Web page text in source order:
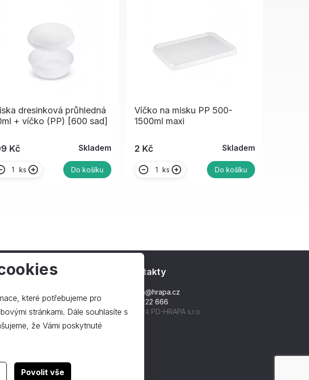
dresinková průhledná
+ víčko (PP) [600 sad]
Kč Skladem
ks Do košíku
Víčko na misku PP 500-
1500ml maxi
2 Kč Skladem
ks Do košíku
Kontakty
hrapa@hrapa.cz
577 222 666
©2024 PD-HRAPA s.r.o.
které potřebujeme pro
Dále souhlasíte s
že Vámi poskytnuté
Povolit vše